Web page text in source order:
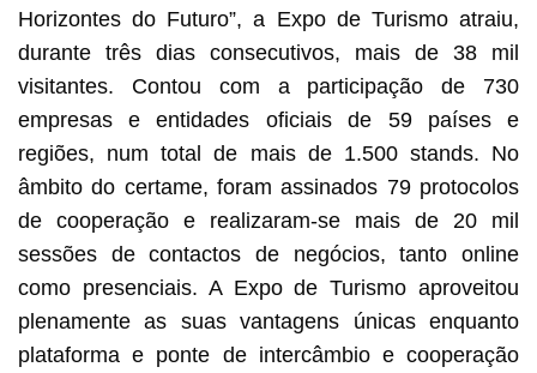
Horizontes do Futuro”, a Expo de Turismo atraiu,
durante três dias consecutivos, mais de 38 mil
visitantes. Contou com a participação de 730
empresas e entidades oficiais de 59 países e
regiões, num total de mais de 1.500 stands. No
âmbito do certame, foram assinados 79 protocolos
de cooperação e realizaram-se mais de 20 mil
sessões de contactos de negócios, tanto online
como presenciais. A Expo de Turismo aproveitou
plenamente as suas vantagens únicas enquanto
plataforma e ponte de intercâmbio e cooperação